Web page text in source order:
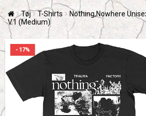
Tøj T-Shirts
Nothing,Nowhere
V.1 (Medium)
- 17%